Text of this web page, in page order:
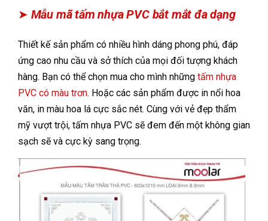
➤ Mẫu mã tấm nhựa PVC bắt mắt đa dạng
Thiết kế sản phẩm có nhiều hình dáng phong phú, đáp
ứng cao nhu cầu và sở thích của mọi đối tượng khách
hàng. Bạn có thể chọn mua cho mình những tấm nhựa
PVC có màu trơn. Hoặc các sản phẩm được in nổi hoa
văn, in màu hoa lá cực sắc nét. Cùng với vẻ đẹp thẩm
mỹ vượt trội, tấm nhựa PVC sẽ đem đến một không gian
sạch sẽ và cực kỳ sang trọng.